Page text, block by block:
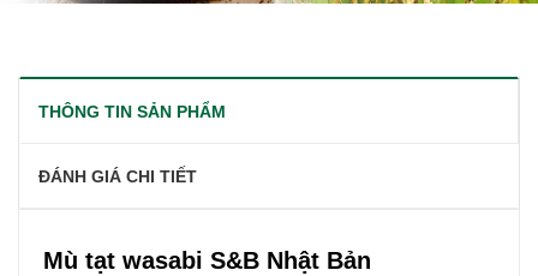
THÔNG TIN SẢN PHẨM
ĐÁNH GIÁ CHI TIẾT
Mù tạt wasabi S&B Nhật Bản